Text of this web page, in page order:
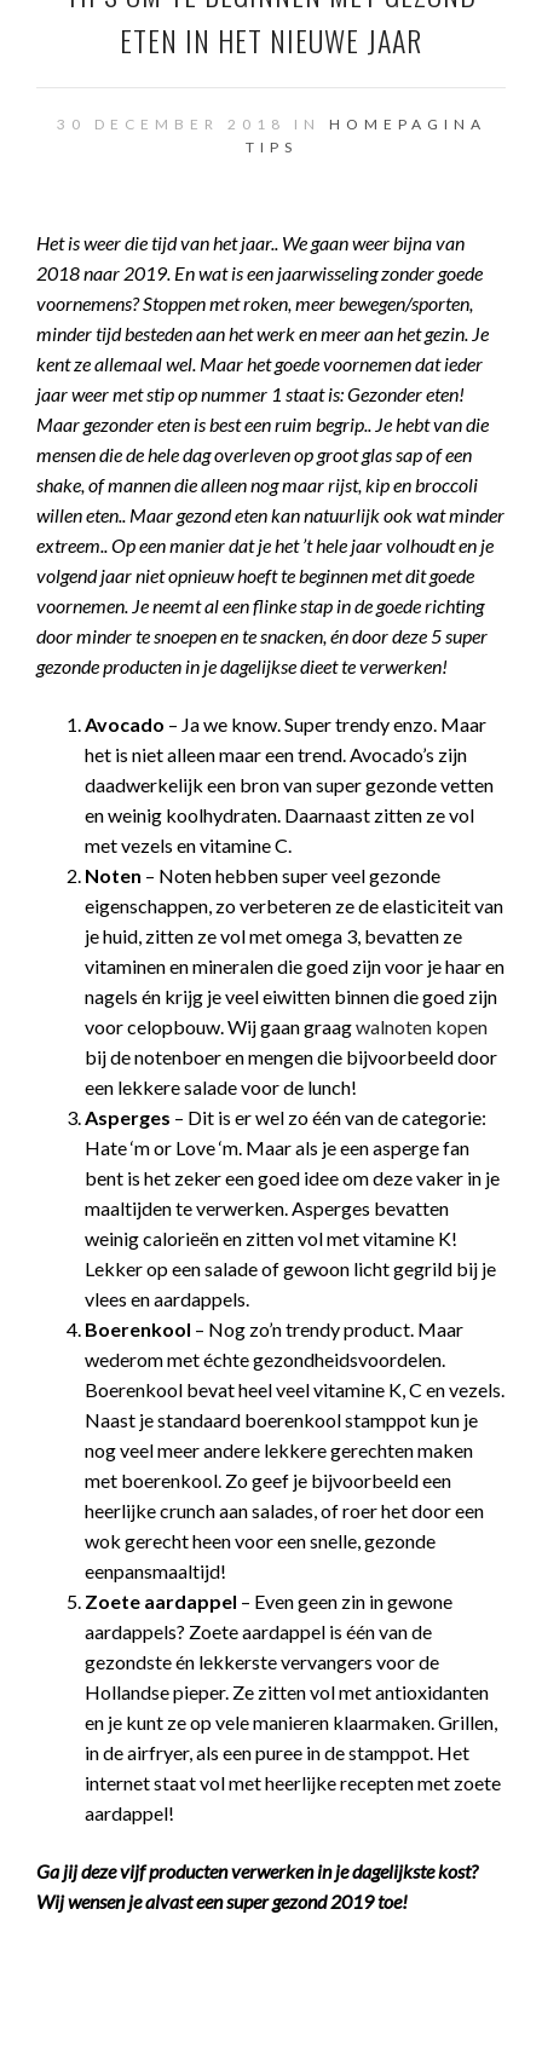
ETEN IN HET NIEUWE JAAR
30 DECEMBER 2018 IN HOMEPAGINA
TIPS
Het is weer die tijd van het jaar.. We gaan weer bijna van
2018 naar 2019. En wat is een jaarwisseling zonder goede
voornemens? Stoppen met roken, meer bewegen/sporten,
minder tijd besteden aan het werk en meer aan het gezin. Je
kent ze allemaal wel. Maar het goede voornemen dat ieder
jaar weer met stip op nummer 1 staat is: Gezonder eten!
Maar gezonder eten is best een ruim begrip.. Je hebt van die
mensen die de hele dag overleven op groot glas sap of een
shake, of mannen die alleen nog maar rijst, kip en broccoli
willen eten.. Maar gezond eten kan natuurlijk ook wat minder
extreem.. Op een manier dat je het ’t hele jaar volhoudt en je
volgend jaar niet opnieuw hoeft te beginnen met dit goede
voornemen. Je neemt al een flinke stap in de goede richting
door minder te snoepen en te snacken, én door deze 5 super
gezonde producten in je dagelijkse dieet te verwerken!
Avocado – Ja we know. Super trendy enzo. Maar
het is niet alleen maar een trend. Avocado’s zijn
daadwerkelijk een bron van super gezonde vetten
en weinig koolhydraten. Daarnaast zitten ze vol
met vezels en vitamine C.
Noten – Noten hebben super veel gezonde
eigenschappen, zo verbeteren ze de elasticiteit van
je huid, zitten ze vol met omega 3, bevatten ze
vitaminen en mineralen die goed zijn voor je haar en
nagels én krijg je veel eiwitten binnen die goed zijn
voor celopbouw. Wij gaan graagwalnoten kopen
bij de notenboer en mengen die bijvoorbeeld door
een lekkere salade voor de lunch!
Asperges – Dit is er wel zo één van de categorie:
Hate ‘m or Love ‘m. Maar als je een asperge fan
bent is het zeker een goed idee om deze vaker in je
maaltijden te verwerken. Asperges bevatten
weinig calorieën en zitten vol met vitamine K!
Lekker op een salade of gewoon licht gegrild bij je
vlees en aardappels.
Boerenkool – Nog zo’n trendy product. Maar
wederom met échte gezondheidsvoordelen.
Boerenkool bevat heel veel vitamine K, C en vezels.
Naast je standaard boerenkool stamppot kun je
nog veel meer andere lekkere gerechten maken
met boerenkool. Zo geef je bijvoorbeeld een
heerlijke crunch aan salades, of roer het door een
wok gerecht heen voor een snelle, gezonde
eenpansmaaltijd!
Zoete aardappel – Even geen zin in gewone
aardappels? Zoete aardappel is één van de
gezondste én lekkerste vervangers voor de
Hollandse pieper. Ze zitten vol met antioxidanten
en je kunt ze op vele manieren klaarmaken. Grillen,
in de airfryer, als een puree in de stamppot. Het
internet staat vol met heerlijke recepten met zoete
aardappel!
Ga jij deze vijf producten verwerken in je dagelijkste kost?
Wij wensen je alvast een super gezond 2019 toe!